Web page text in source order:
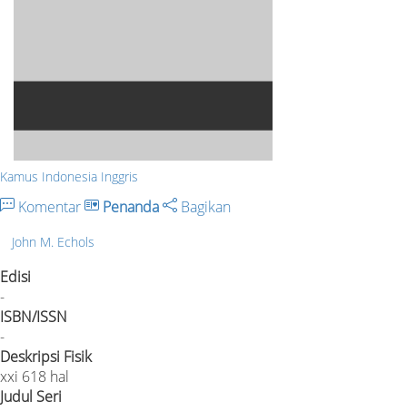
Kamus Indonesia Inggris
Komentar Penanda Bagikan
John M. Echols
Edisi
-
ISBN/ISSN
-
Deskripsi Fisik
xxi 618 hal
Judul Seri